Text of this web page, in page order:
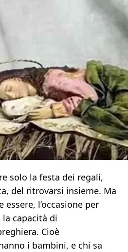
solo la festa dei regali,
del ritrovarsi insieme. Ma
l’occasione per
capacità di
Cioè
i bambini, e chi sa